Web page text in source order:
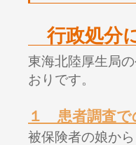
行政処分
東海北陸厚生局の
おりです。
１ 患者調査で
被保険者の娘か